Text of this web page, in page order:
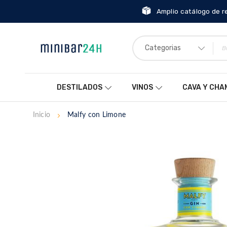
Amplio catálogo de
Categorias
DESTILADOS VINOS CAVA Y
Inicio Malfy con Limone